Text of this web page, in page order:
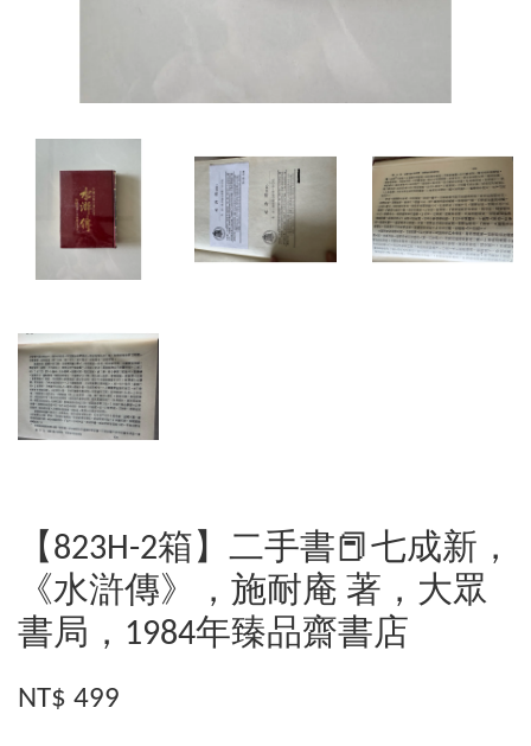
【823H-2箱】二手書📕七成新，
《水滸傳》，施耐庵 著，大眾
書局，1984年臻品齋書店
NT$ 499